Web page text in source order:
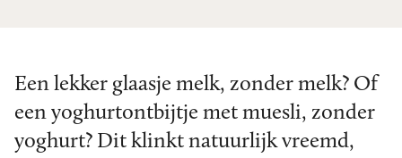
Een lekker glaasje melk, zonder melk? Of
een yoghurtontbijtje met muesli, zonder
yoghurt? Dit klinkt natuurlijk vreemd,